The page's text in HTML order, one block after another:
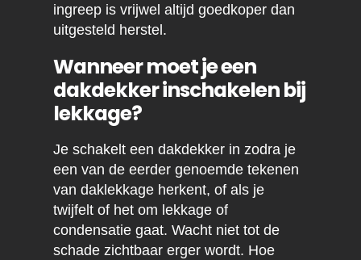
ingreep is vrijwel altijd goedkoper dan
uitgesteld herstel.
Wanneer moet je een
dakdekker inschakelen bij
lekkage?
Je schakelt een dakdekker in zodra je
een van de eerder genoemde tekenen
van daklekkage herkent, of als je
twijfelt of het om lekkage of
condensatie gaat. Wacht niet tot de
schade zichtbaar erger wordt. Hoe